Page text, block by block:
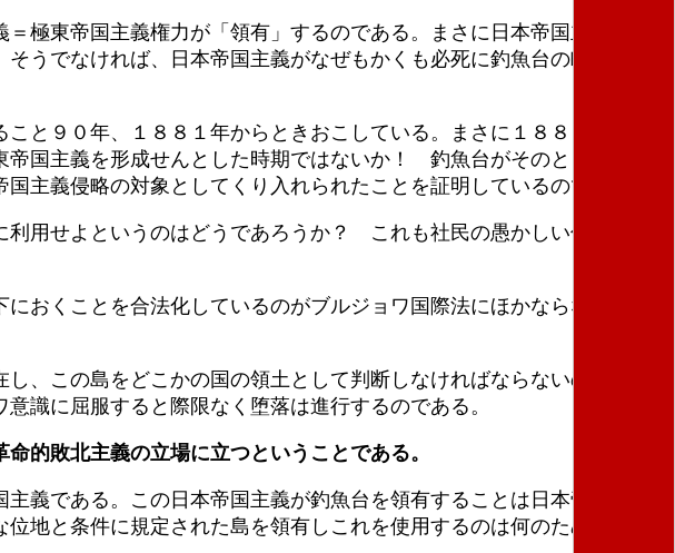
極東帝国主義権力が「領有」するのである。まさに日本帝国主義が釣
うでなければ、日本帝国主義がなぜもかくも必死に釣魚台の略奪をね
と９０年、１８８１年からときおこしている。まさに１８８０年代こ
国主義を形成せんとした時期ではないか！ 釣魚台がそのとき「歴史
主義侵略の対象としてくり入れられたことを証明しているのである。
用せよというのはどうであろうか？ これも社民の愚かしい俗物的理
おくことを合法化しているのがブルジョワ国際法にほかならない。彼
、この島をどこかの国の領土として判断しなければならないのだ、と
識に屈服すると際限なく堕落は進行するのである。
的敗北主義の立場に立つということである。
義である。この日本帝国主義が釣魚台を領有することは日本帝国主義
地と条件に規定された島を領有しこれを使用するのは何のためなので